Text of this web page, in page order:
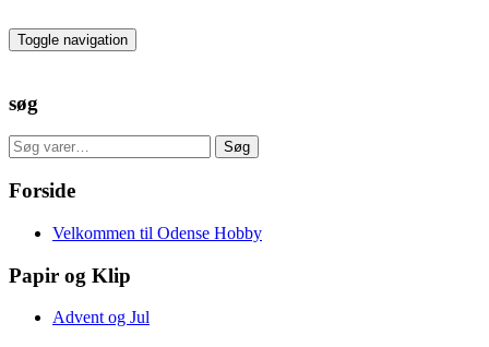
to
the
Toggle navigation
søg
Søg
efter:
Søg
Forside
Velkommen til Odense Hobby
Papir og Klip
Advent og Jul